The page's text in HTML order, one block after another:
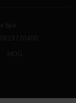
Spa
MOG